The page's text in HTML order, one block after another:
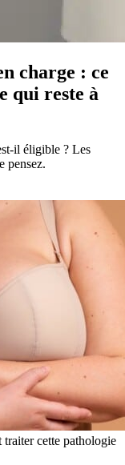
charge : ce
qui reste à
il éligible ? Les
pensez.
cette pathologie